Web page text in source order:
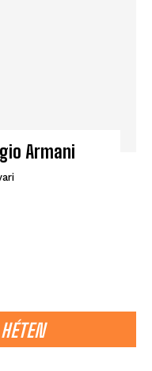
Armani